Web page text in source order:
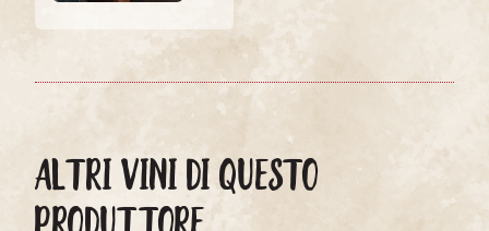
ALTRI VINI DI QUESTO